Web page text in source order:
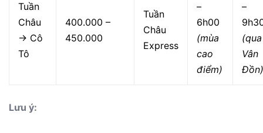
Tuần
Châu
→ Cô
Tô
400.000 –
450.000
Tuần
Châu
Express
–
6h00
(mùa
cao
điểm)
–
(qua
Vân
Đồn)
Lưu ý: